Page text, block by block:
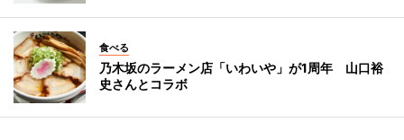
食べる
乃木坂のラーメン店「いわいや」が1周年 山口裕
史さんとコラボ